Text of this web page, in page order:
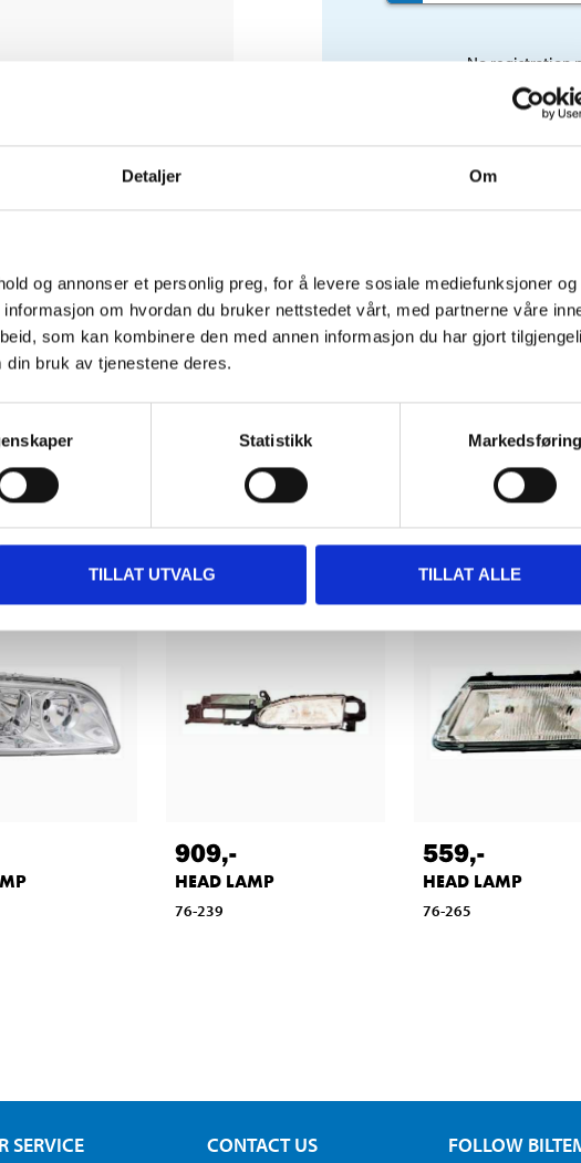
Detaljer Om
og annonser et personlig preg, for å levere sosiale mediefunksjoner og
om hvordan du bruker nettstedet vårt, med partnerne våre
som kan kombinere den med annen informasjon du har gjort
bruk av tjenestene deres.
Statistikk Markedsføring
TILLAT UTVALG TILLAT ALLE
No registration
SELECT CAR
Important information when
parts by reg. number and
Related products
909,-
HEAD LAMP
76-239
559,-
HEAD LAMP
76-265
SERVICE CONTACT US FOLLOW